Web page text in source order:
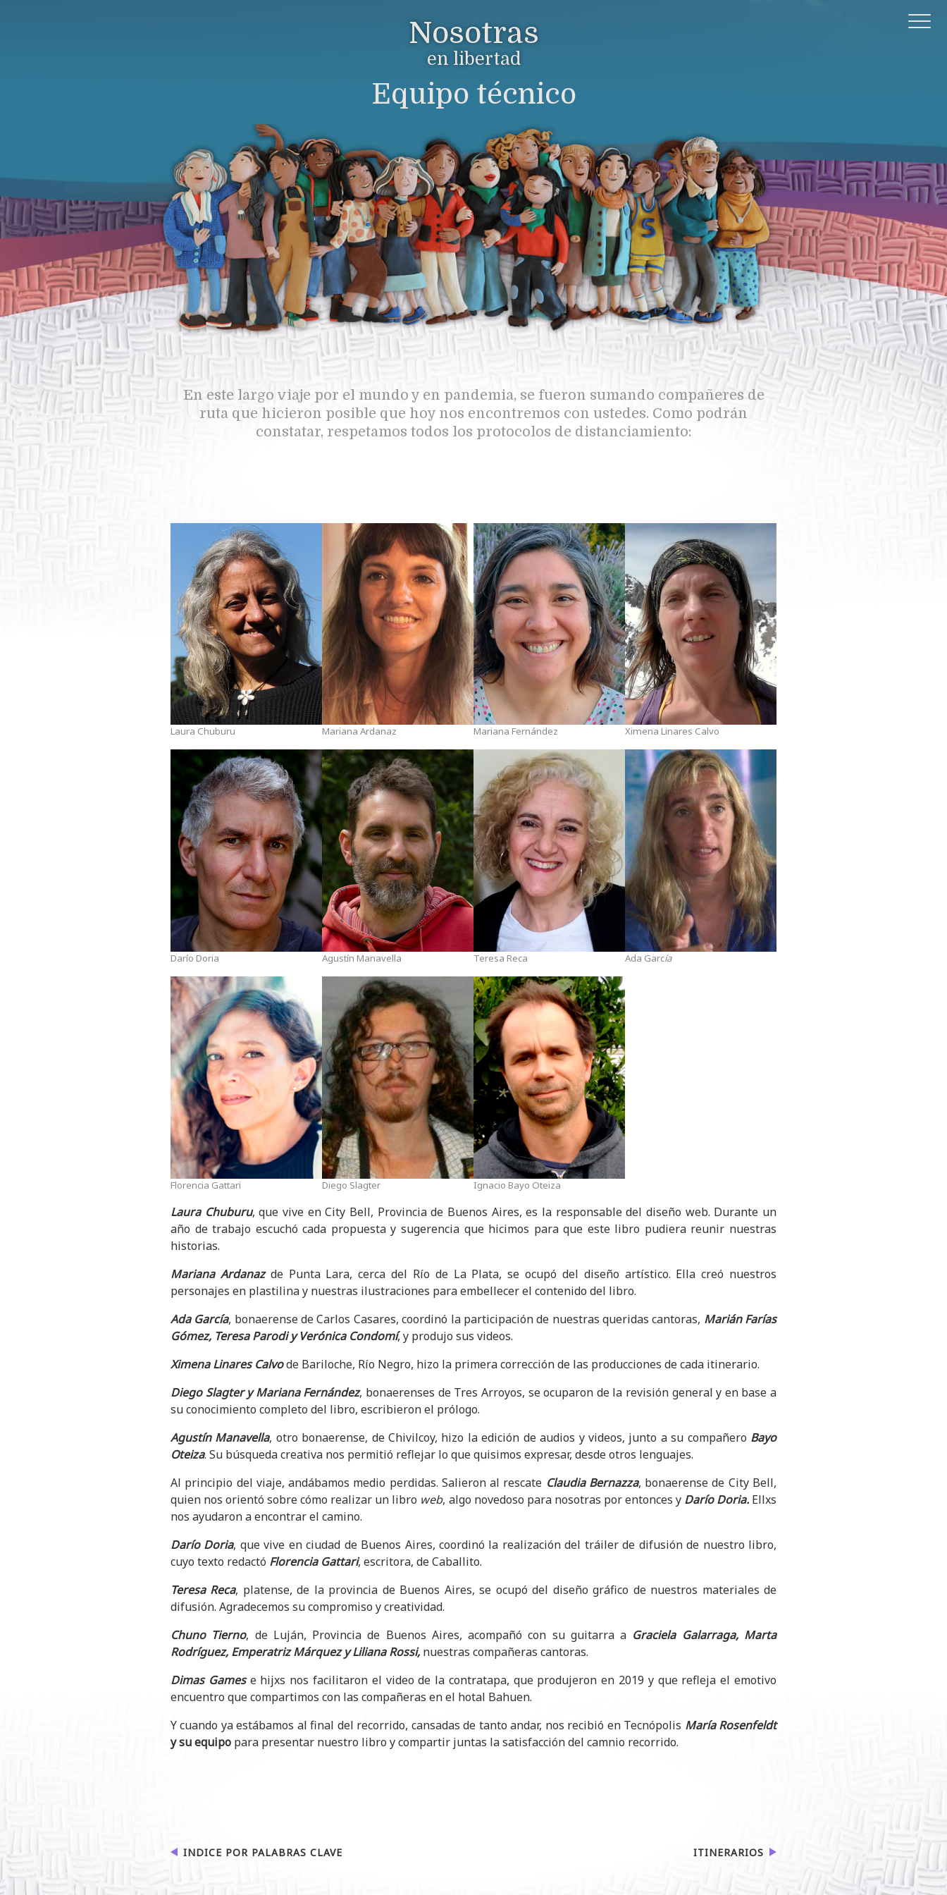
Nosotras
en libertad
Equipo técnico
En este largo viaje por el mundo y en pandemia, se fueron sumando compañeres de
ruta que hicieron posible que hoy nos encontremos con ustedes. Como podrán
constatar, respetamos todos los protocolos de distanciamiento:
Laura Chuburu Mariana Ardanaz Mariana Fernández Ximena Linares Calvo
Darío Doria Agustín Manavella Teresa Reca Ada García
Florencia Gattari Diego Slagter Ignacio Bayo Oteiza
Laura Chuburu, que vive en City Bell, Provincia de Buenos Aires, es la responsable del diseño web. Durante un
año de trabajo escuchó cada propuesta y sugerencia que hicimos para que este libro pudiera reunir nuestras
historias.
Mariana Ardanazde Punta Lara, cerca del Río de La Plata, se ocupó del diseño artístico. Ella creó nuestros
personajes en plastilina y nuestras ilustraciones para embellecer el contenido del libro.
Ada García, bonaerense de Carlos Casares, coordinó la participación de nuestras queridas cantoras, Marián Farías
Gómez, Teresa Parodi y Verónica Condomí, y produjo sus videos.
Ximena Linares Calvode Bariloche, Río Negro, hizo la primera corrección de las producciones de cada itinerario.
Diego Slagter y Mariana Fernández, bonaerenses de Tres Arroyos, se ocuparon de la revisión general y en base a
su conocimiento completo del libro, escribieron el prólogo.
Agustín Manavella, otro bonaerense, de Chivilcoy, hizo la edición de audios y videos, junto a su compañero Bayo
Oteiza. Su búsqueda creativa nos permitió reflejar lo que quisimos expresar, desde otros lenguajes.
Al principio del viaje, andábamos medio perdidas. Salieron al rescate Claudia Bernazza, bonaerense de City Bell,
quien nos orientó sobre cómo realizar un libro web, algo novedoso para nosotras por entonces y Darío Doria. Ellxs
nos ayudaron a encontrar el camino.
Darío Doria, que vive en ciudad de Buenos Aires, coordinó la realización del tráiler de difusión de nuestro libro,
cuyo texto redactó Florencia Gattari, escritora, de Caballito.
Teresa Reca, platense, de la provincia de Buenos Aires, se ocupó del diseño gráfico de nuestros materiales de
difusión. Agradecemos su compromiso y creatividad.
Chuno Tierno, de Luján, Provincia de Buenos Aires, acompañó con su guitarra a Graciela Galarraga, Marta
Rodríguez, Emperatriz Márquez y Liliana Rossi, nuestras compañeras cantoras.
Dimas Gamese hijxs nos facilitaron el video de la contratapa, que produjeron en 2019 y que refleja el emotivo
encuentro que compartimos con las compañeras en el hotal Bahuen.
Y cuando ya estábamos al final del recorrido, cansadas de tanto andar, nos recibió en Tecnópolis María Rosenfeldt
y su equipo para presentar nuestro libro y compartir juntas la satisfacción del camnio recorrido.
INDICE POR PALABRAS CLAVE ITINERARIOS